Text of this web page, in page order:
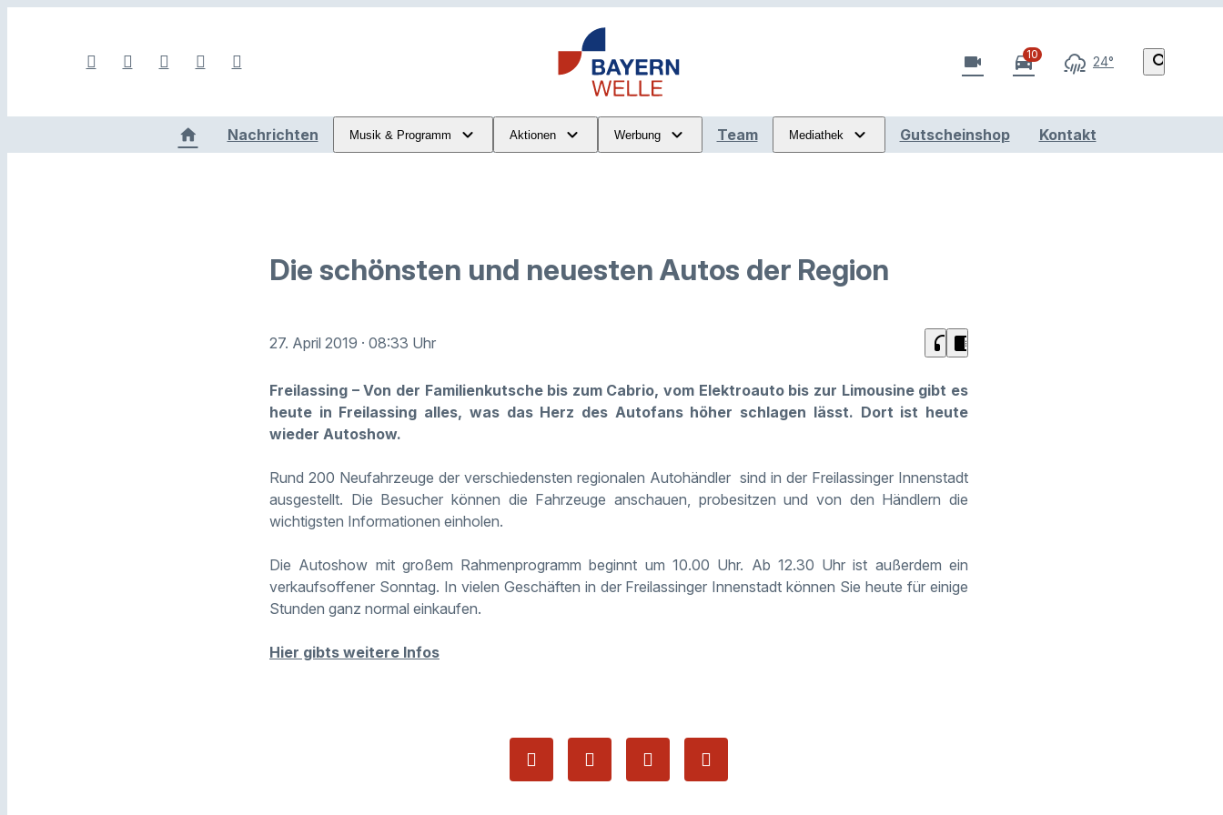
videocam directions_car
10 24° search
Nachrichten Musik & Programm Aktionen Werbung Team Mediathek Gutscheinshop Kontakt
Die schönsten und neuesten Autos der Region
27. April 2019 · 08:33 Uhr headphones chrome_reader_mode
Freilassing – Von der Familienkutsche bis zum Cabrio, vom Elektroauto bis zur Limousine gibt es
heute in Freilassing alles, was das Herz des Autofans höher schlagen lässt. Dort ist heute
wieder Autoshow.
Rund 200 Neufahrzeuge der verschiedensten regionalen Autohändler sind in der Freilassinger Innenstadt
ausgestellt. Die Besucher können die Fahrzeuge anschauen, probesitzen und von den Händlern die
wichtigsten Informationen einholen.
Die Autoshow mit großem Rahmenprogramm beginnt um 10.00 Uhr. Ab 12.30 Uhr ist außerdem ein
verkaufsoffener Sonntag. In vielen Geschäften in der Freilassinger Innenstadt können Sie heute für einige
Stunden ganz normal einkaufen.
Hier gibts weitere Infos